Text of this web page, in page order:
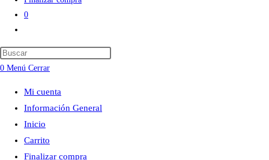
0
de
la
web
0 Menú Cerrar
Mi cuenta
Información General
Inicio
Carrito
Finalizar compra